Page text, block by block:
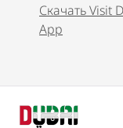
Скачать Visit
App